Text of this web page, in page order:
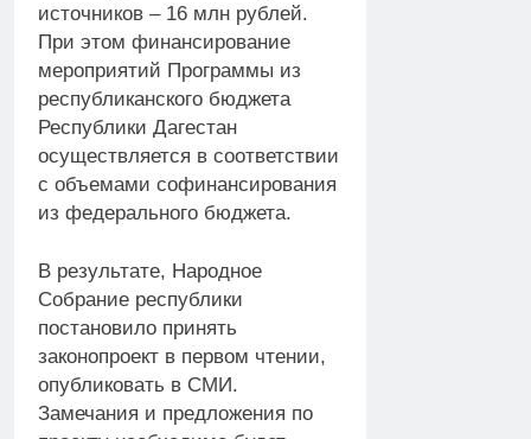
источников – 16 млн рублей.
При этом финансирование
мероприятий Программы из
республиканского бюджета
Республики Дагестан
осуществляется в соответствии
с объемами софинансирования
из федерального бюджета.
В результате, Народное
Собрание республики
постановило принять
законопроект в первом чтении,
опубликовать в СМИ.
Замечания и предложения по